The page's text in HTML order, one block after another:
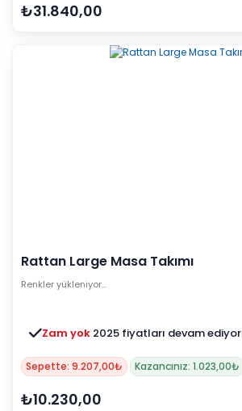
₺31.840,00
Rattan Large Masa Takımı
Renkler yükleniyor…
Zam yok 2025 fiyatları devam ediyor
Sepette: 9.207,00₺ Kazancınız: 1.023,00₺
₺10.230,00